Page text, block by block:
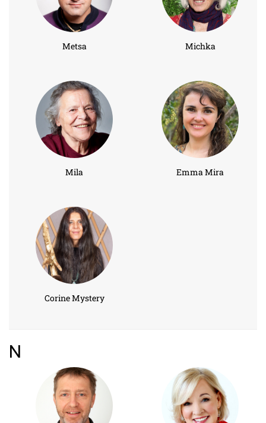
Metsa Michka
Mila Emma Mira
Corine Mystery
N